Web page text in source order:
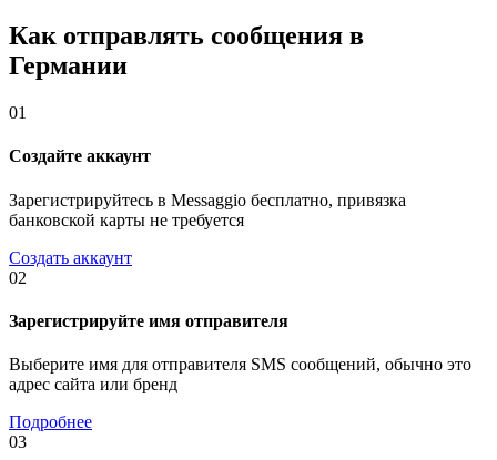
Как отправлять сообщения в
Германии
01
Создайте аккаунт
Зарегистрируйтесь в Messaggio бесплатно, привязка
банковской карты не требуется
Создать аккаунт
02
Зарегистрируйте имя отправителя
Выберите имя для отправителя SMS сообщений, обычно это
адрес сайта или бренд
Подробнее
03